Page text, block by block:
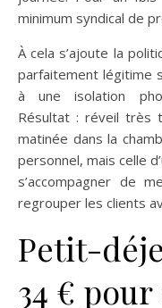
minimum syndical de
À cela s’ajoute la
parfaitement légitime
à une isolation
Résultat : réveil très
matinée dans la
personnel, mais celle
s’accompagner de
regrouper les clients
Petit-
34 €